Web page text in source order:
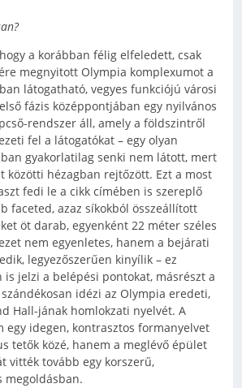
a korábban félig elfeledett, csak
megnyitott Olympia komplexumot a
látogatható, vegyes funkciójú városi
fázis középpontjában egy nyilvános
rendszer áll, amely a földszintről
fel a látogatókat – egy olyan
gyakorlatilag senki nem látott, mert
közötti hézagban rejtőzött. Ezt a most
fedi le a cikk címében is szereplő
faceted, azaz síkokból összeállított
öt darab, egyenként 22 méter széles
nem egyenletes, hanem a bejárati
legyezőszerűen kinyílik – ez
is jelzi a belépési pontokat, másrészt a
idézi az Olympia eredeti,
Hall-jának homlokzati nyelvét. A
egy idegen, kontrasztos formanyelvet
tetők közé, hanem a meglévő épület
vitték tovább egy korszerű,
megoldásban.